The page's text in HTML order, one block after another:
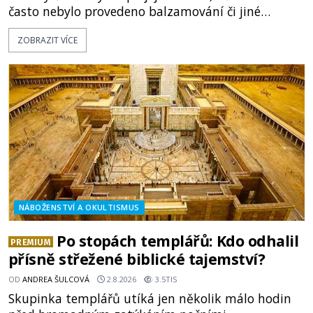
často nebylo provedeno balzamování či jiné
pokusy o konzervaci. Neporušené ostatky bývají
považovány za důkaz svatosti zemřelých. Jaké
osobností ochraňují? Na hřbitově u kláštera
Milosrdných
ZOBRAZIT VÍCE
NÁBOŽENSTVÍ A OKULTISMUS
PREMIUM
Po stopách templářů: Kdo odhalil
přísně střežené biblické tajemství?
OD ANDREA ŠULCOVÁ 2.8.2026 3.5TIS
Skupinka templářů utíká jen několik málo hodin